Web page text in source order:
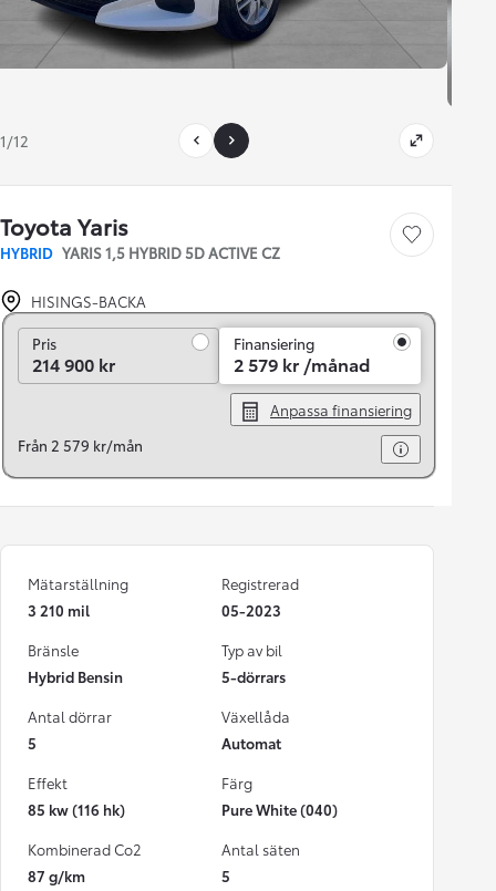
1/12
Toyota Yaris
HYBRID YARIS 1,5 HYBRID 5D ACTIVE CZ
Save car
HISINGS-BACKA
PrisPris
214 900 kr
Finansiering
2 579 kr /månad
Anpassa finansiering
Från 2 579 kr/mån
Mätarställning
3 210 mil
Registrerad
05-2023
Bränsle
Hybrid Bensin
Typ av bil
5-dörrars
Antal dörrar
5
Växellåda
Automat
Effekt
85 kw (116 hk)
Färg
Pure White (040)
Kombinerad Co2
87 g/km
Antal säten
5